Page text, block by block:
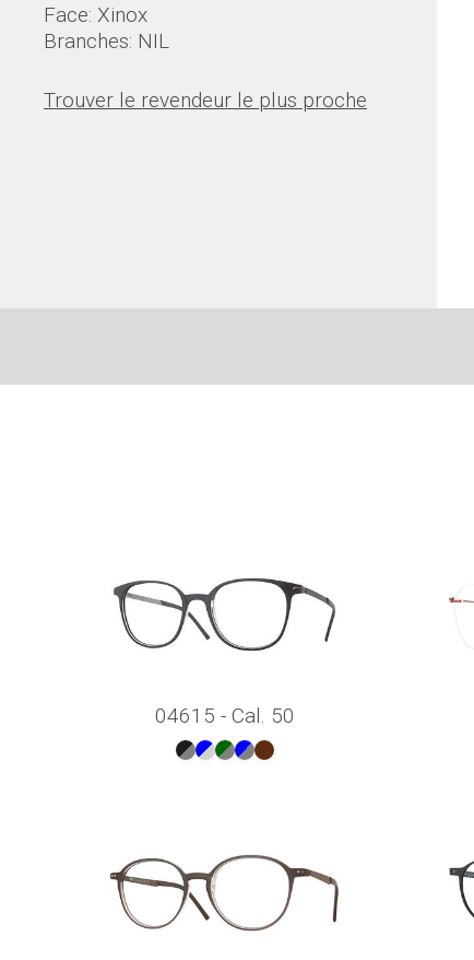
Face: Xinox
Branches: NIL
Trouver le revendeur le plus proche
04615 - Cal. 50